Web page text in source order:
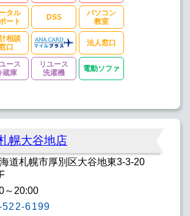
ータル
ート
DSS
パソコン
教室
相談
窓口
法人窓口
ース
蔵庫
リユース
洗濯機
電動ソファ
幌大谷地店
道札幌市厚別区大谷地東3-3-20
～20:00
522-6199